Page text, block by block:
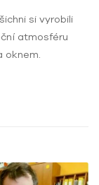
si vyrobili
atmosféru
oknem.